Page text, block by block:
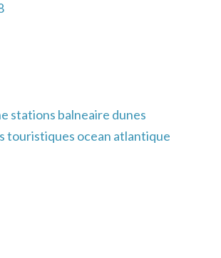
stations balneaire dunes
touristiques ocean atlantique